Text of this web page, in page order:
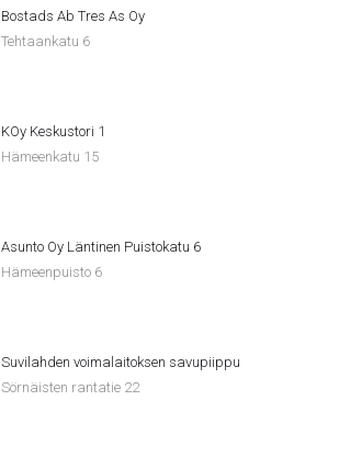
Bostads Ab Tres As Oy
Tehtaankatu 6
KOy Keskustori 1
Hämeenkatu 15
Asunto Oy Läntinen Puistokatu 6
Hämeenpuisto 6
Suvilahden voimalaitoksen savupiippu
Sörnäisten rantatie 22